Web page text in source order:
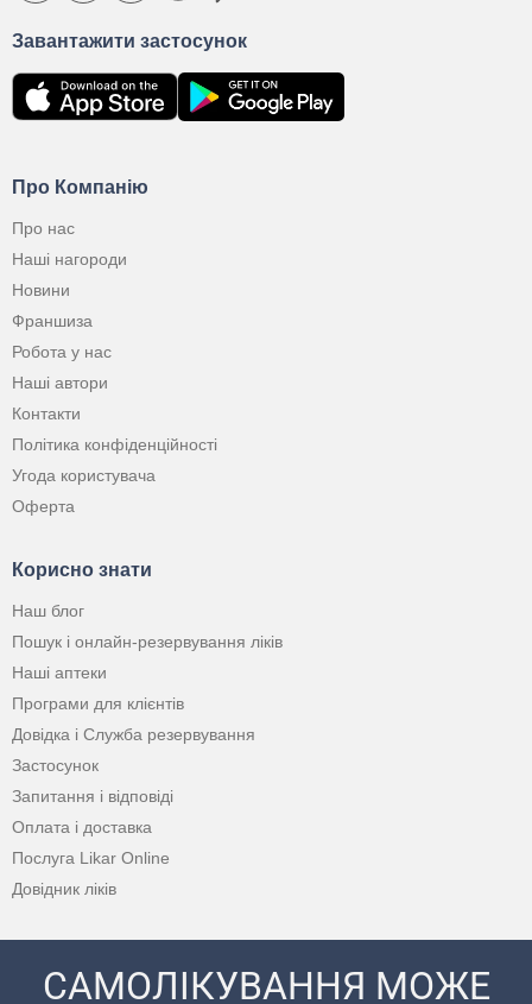
Про Компанію
Про нас
Наші нагороди
Новини
Франшиза
Робота у нас
Наші автори
Контакти
Політика конфіденційності
Угода користувача
Оферта
Корисно знати
Наш блог
Пошук і онлайн-резервування ліків
Наші аптеки
Програми для клієнтів
Довідка і Служба резервування
Застосунок
Запитання і відповіді
Оплата і доставка
Послуга Likar Online
Довідник ліків
Завантажити застосунок
САМОЛІКУВАННЯ МОЖЕ